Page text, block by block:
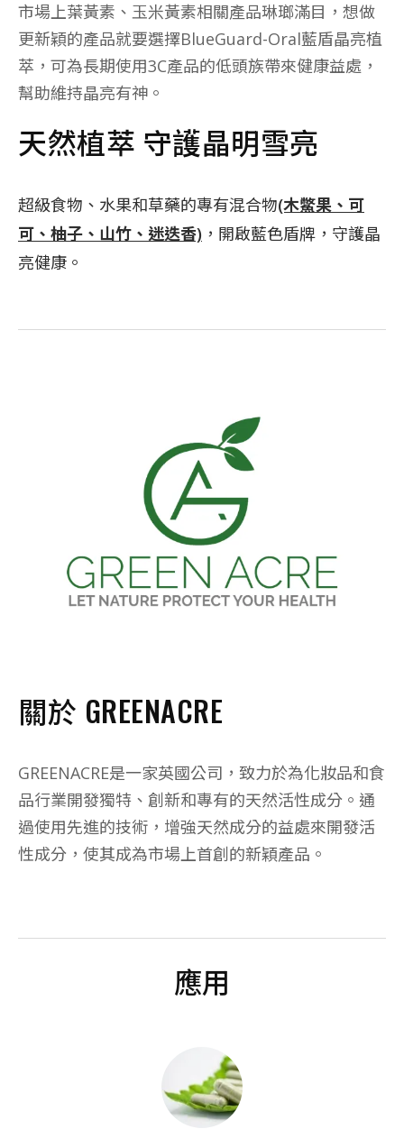
市場上葉黃素、玉米黃素相關產品琳瑯滿目，想做
更新穎的產品就要選擇BlueGuard-Oral藍盾晶亮植
萃，可為長期使用3C產品的低頭族帶來健康益處，
幫助維持晶亮有神。
天然植萃 守護晶明雪亮
超級食物、水果和草藥的專有混合物(木鱉果、可
可、柚子、山竹、迷迭香) ，開啟藍色盾牌，守護晶
亮健康。
關於 GREENACRE
GREENACRE是一家英國公司，致力於為化妝品和食
品行業開發獨特、創新和專有的天然活性成分。通
過使用先進的技術，增強天然成分的益處來開發活
性成分，使其成為市場上首創的新穎產品。
應用